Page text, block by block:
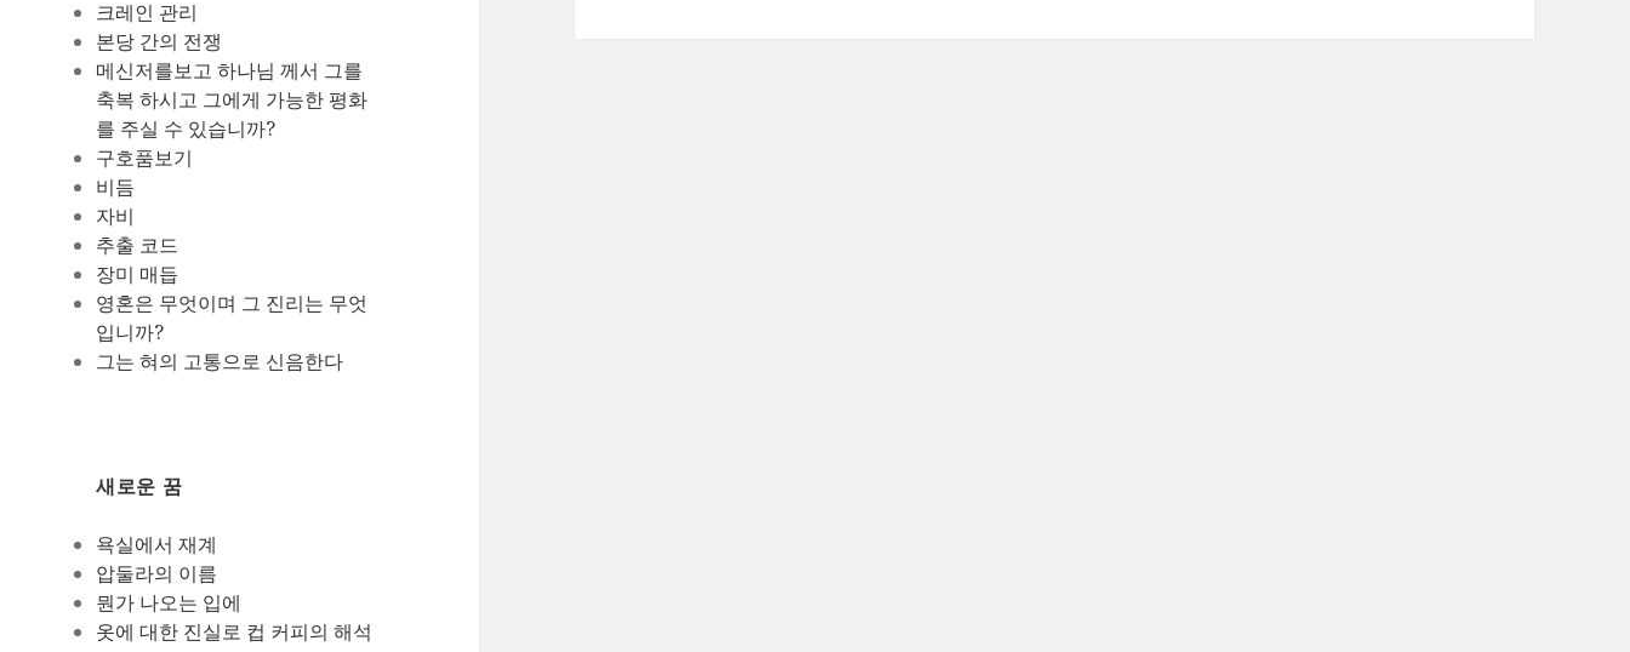
크레인 관리
본당 간의 전쟁
메신저를보고 하나님 께서 그를
축복 하시고 그에게 가능한 평화
를 주실 수 있습니까?
구호품보기
비듬
자비
추출 코드
장미 매듭
영혼은 무엇이며 그 진리는 무엇
입니까?
그는 혀의 고통으로 신음한다
새로운 꿈
욕실에서 재계
압둘라의 이름
뭔가 나오는 입에
옷에 대한 진실로 컵 커피의 해석